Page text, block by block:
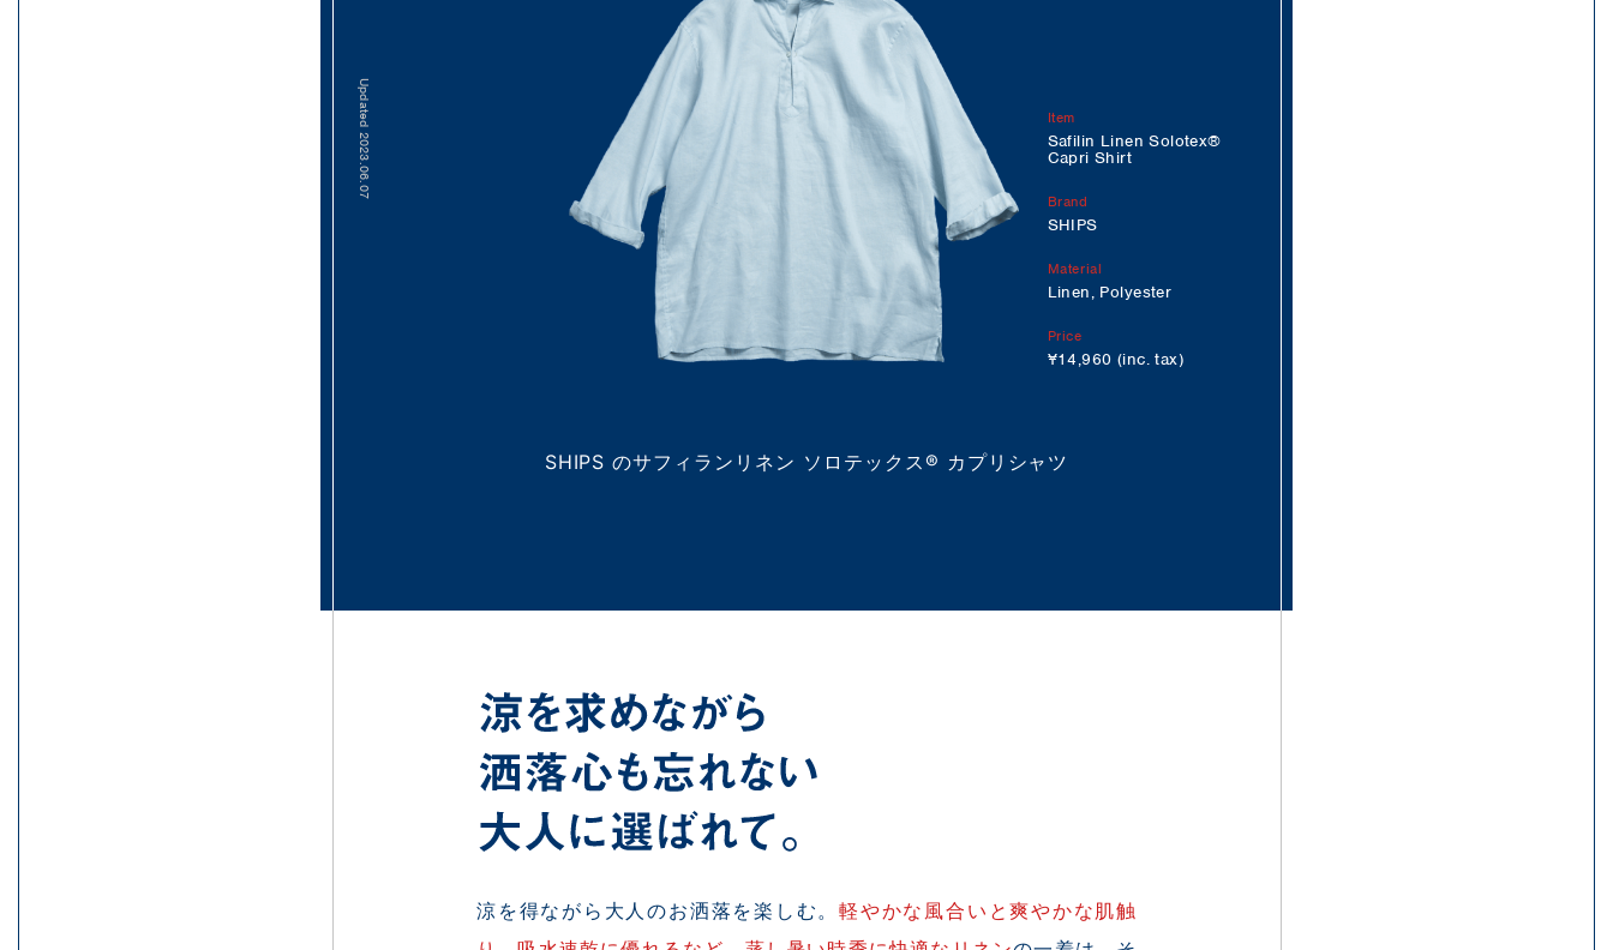
SHIPS のサフィランリネン ソロテックス® カプリシャツ
Updated 2023.06.07 Item
Safilin Linen Solotex®
Capri Shirt
Brand
SHIPS
Material
Linen, Polyester
Price
¥14,960 (inc. tax)
涼を得ながら大人のお洒落を楽しむ。軽やかな風合いと爽やかな肌触
SHIPS のマイ・スタンダード